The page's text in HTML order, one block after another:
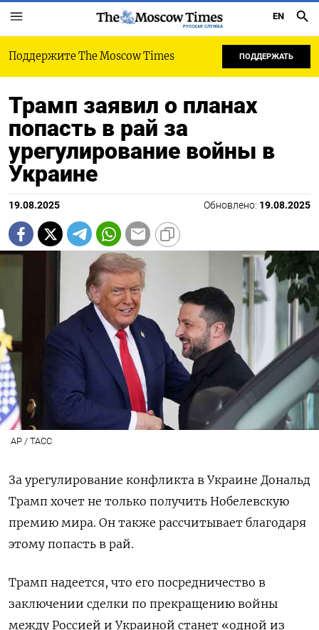
РУССКАЯ СЛУЖБА
EN
Поддержите The Moscow Times ПОДДЕРЖАТЬ
Трамп заявил о планах
попасть в рай за
урегулирование войны в
Украине
19.08.2025 Обновлено: 19.08.2025
AP / ТАСС
За урегулирование конфликта в Украине Дональд
Трамп хочет не только получить Нобелевскую
премию мира. Он также рассчитывает благодаря
этому попасть в рай.
Трамп надеется, что его посредничество в
заключении сделки по прекращению войны
между Россией и Украиной станет «одной из